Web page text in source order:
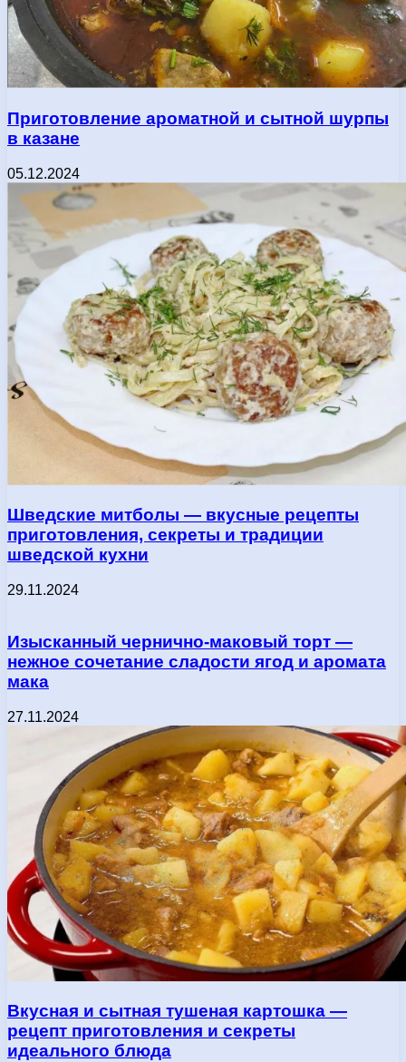
Приготовление ароматной и сытной шурпы
в казане
05.12.2024
Шведские митболы — вкусные рецепты
приготовления, секреты и традиции
шведской кухни
29.11.2024
Изысканный чернично-маковый торт —
нежное сочетание сладости ягод и аромата
мака
27.11.2024
Вкусная и сытная тушеная картошка —
рецепт приготовления и секреты
идеального блюда